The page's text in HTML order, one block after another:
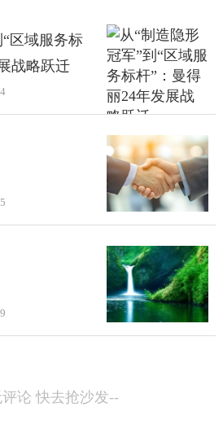
区域服务标
战略跃迁
论 快去抢沙发--